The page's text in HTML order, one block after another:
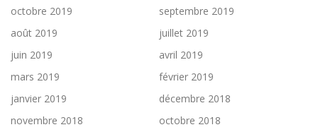
octobre 2019
septembre 2019
août 2019
juillet 2019
juin 2019
avril 2019
mars 2019
février 2019
janvier 2019
décembre 2018
novembre 2018
octobre 2018